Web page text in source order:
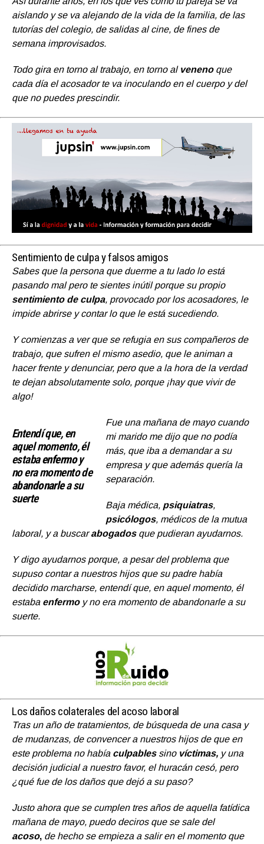
aislando y se va alejando de la vida de la familia, de las
tutorías del colegio, de salidas al cine, de fines de
semana improvisados.
Todo gira en torno al trabajo, en torno al venenoque
cada día el acosador te va inoculando en el cuerpo y del
que no puedes prescindir.
Sentimiento de culpa y falsos amigos
Sabes que la persona que duerme a tu lado lo está
pasando mal pero te sientes inútil porque su propio
sentimiento de culpa, provocado por los acosadores, le
impide abrirse y contar lo que le está sucediendo.
Y comienzas a ver que se refugia en sus compañeros de
trabajo, que sufren el mismo asedio, que le animan a
hacer frente y denunciar, pero que a la hora de la verdad
te dejan absolutamente solo, porque ¡hay que vivir de
algo!
Entendí que, en
aquel momento, él
estabaenfermoy
no era momento de
abandonarlea su
suerte
Fue una mañana de mayo cuando
mi marido me dijo que no podía
más, que iba a demandar a su
empresa y que además quería la
separación.
Baja médica, psiquiatras,
psicólogos, médicos de la mutua
laboral, y a buscarabogadosque pudieran ayudarnos.
Y digo ayudarnos porque, a pesar del problema que
supuso contar a nuestros hijos que su padre había
decidido marcharse, entendí que, en aquel momento, él
estaba enfermoy no era momento de abandonarle a su
suerte.
Los daños colaterales del acoso laboral
Tras un año de tratamientos, de búsqueda de una casa y
de mudanzas, de convencer a nuestros hijos de que en
este problema no había culpablessino víctimas, y una
decisión judicial a nuestro favor, el huracán cesó, pero
¿qué fue de los daños que dejó a su paso?
Justo ahora que se cumplen tres años de aquella fatídica
mañana de mayo, puedo deciros que se sale del
acoso, de hecho se empieza a salir en el momento que